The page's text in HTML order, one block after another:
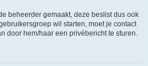
beheerder gemaakt, deze beslist dus ook
wil starten, moet je contact
door hem/haar een privébericht te sturen.